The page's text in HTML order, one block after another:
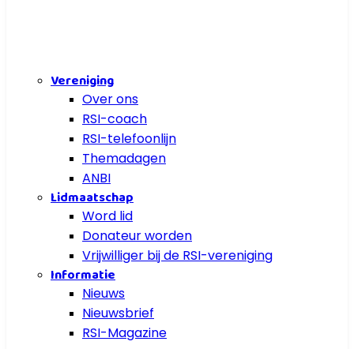
Vereniging
Over ons
RSI-coach
RSI-telefoonlijn
Themadagen
ANBI
Lidmaatschap
Word lid
Donateur worden
Vrijwilliger bij de RSI-vereniging
Informatie
Nieuws
Nieuwsbrief
RSI-Magazine